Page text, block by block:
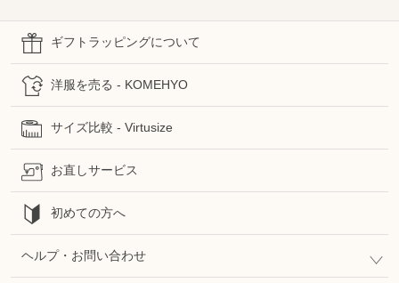
ギフトラッピングについて
洋服を売る - KOMEHYO
サイズ比較 - Virtusize
お直しサービス
初めての方へ
ヘルプ・お問い合わせ